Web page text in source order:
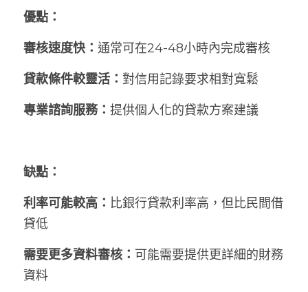
優點：
審核速度快： 通常可在24-48小時內完成審核
貸款條件較靈活： 對信用記錄要求相對寬鬆
專業諮詢服務： 提供個人化的貸款方案建議
缺點：
利率可能較高： 比銀行貸款利率高，但比民間借
貸低
需要更多資料審核： 可能需要提供更詳細的財務
資料